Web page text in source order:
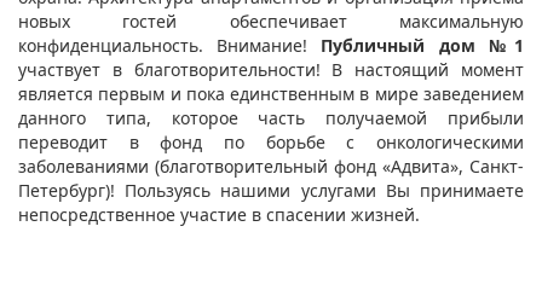
новых гостей обеспечивает максимальную
конфиденциальность. Внимание! Публичный дом №1
участвует в благотворительности! В настоящий момент
является первым и пока единственным в мире заведением
данного типа, которое часть получаемой прибыли
переводит в фонд по борьбе с онкологическими
заболеваниями (благотворительный фонд «Адвита», Санкт-
Петербург)! Пользуясь нашими услугами Вы принимаете
непосредственное участие в спасении жизней.